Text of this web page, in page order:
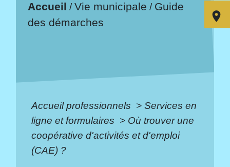
Accueil /Vie municipale / Guide
des démarches
Accueil professionnels > Services en
ligne et formulaires > Où trouver une
coopérative d'activités et d'emploi
(CAE) ?
room